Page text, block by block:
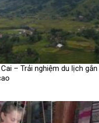
– Trải nghiệm du lịch